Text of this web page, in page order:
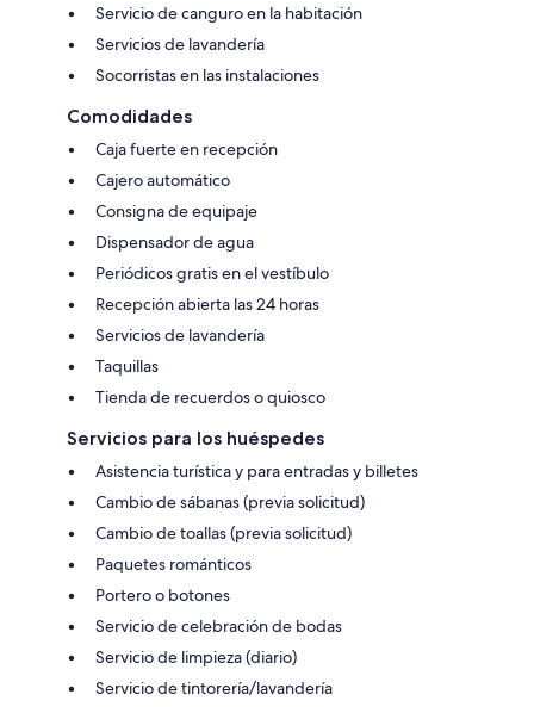
Servicio de canguro en la habitación
Servicios de lavandería
Socorristas en las instalaciones
Comodidades
Caja fuerte en recepción
Cajero automático
Consigna de equipaje
Dispensador de agua
Periódicos gratis en el vestíbulo
Recepción abierta las 24 horas
Servicios de lavandería
Taquillas
Tienda de recuerdos o quiosco
Servicios para los huéspedes
Asistencia turística y para entradas y billetes
Cambio de sábanas (previa solicitud)
Cambio de toallas (previa solicitud)
Paquetes románticos
Portero o botones
Servicio de celebración de bodas
Servicio de limpieza (diario)
Servicio de tintorería/lavandería